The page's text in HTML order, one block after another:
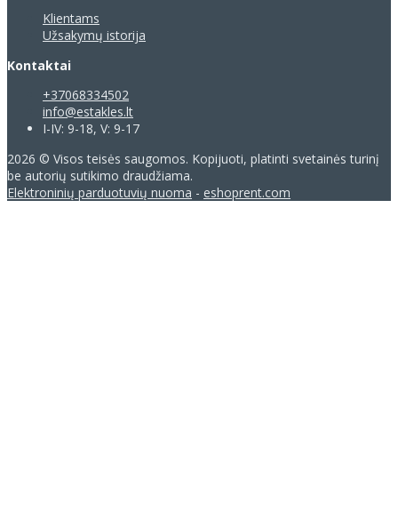
Klientams
Užsakymų istorija
Kontaktai
+37068334502
info@estakles.lt
I-IV: 9-18, V: 9-17
2026 © Visos teisės saugomos. Kopijuoti, platinti svetainės turinį
be autorių sutikimo draudžiama.
Elektroninių parduotuvių nuoma - eshoprent.com